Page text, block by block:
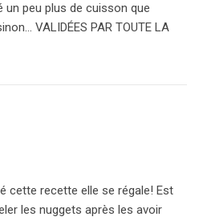
peu plus de cuisson que
VALIDÉES PAR TOUTE LA
cette recette elle se régale! Est
les nuggets après les avoir